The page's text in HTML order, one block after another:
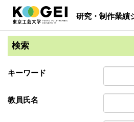
研究・制作業績
検索
キーワード
教員氏名